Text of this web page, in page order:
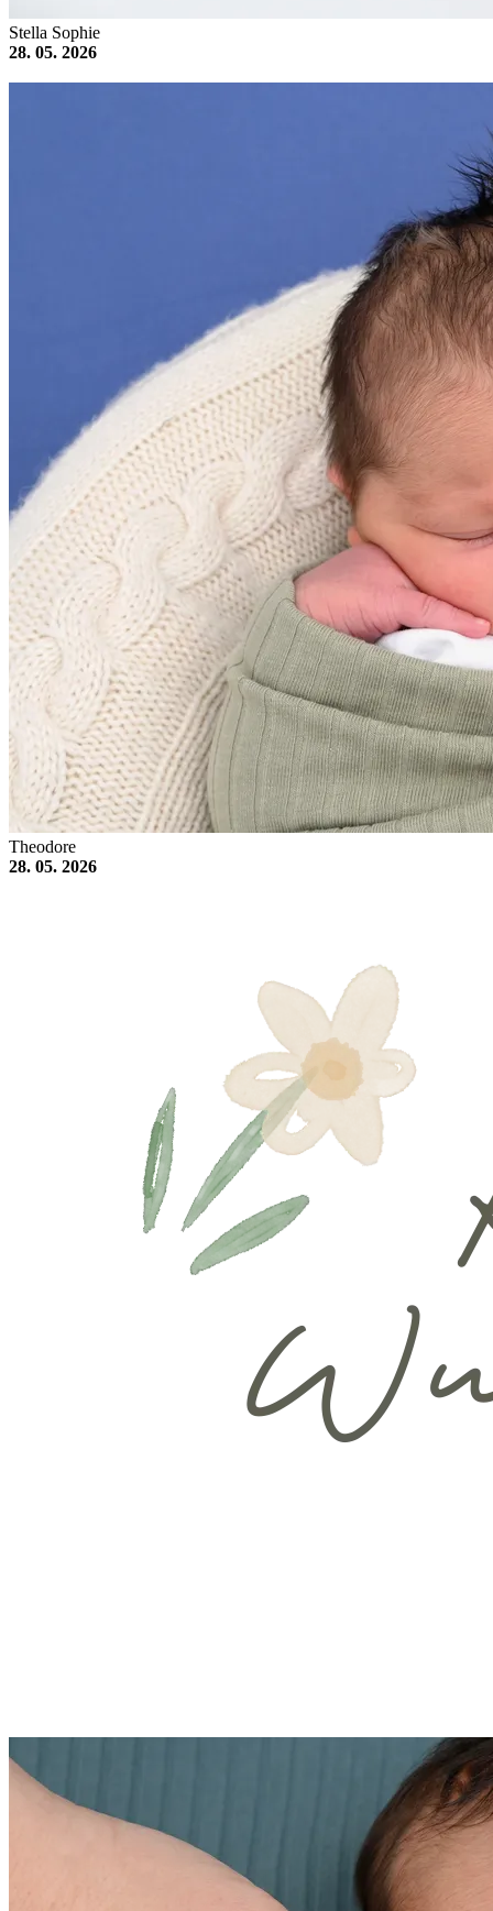
Stella Sophie
28. 05. 2026
Theodore
28. 05. 2026